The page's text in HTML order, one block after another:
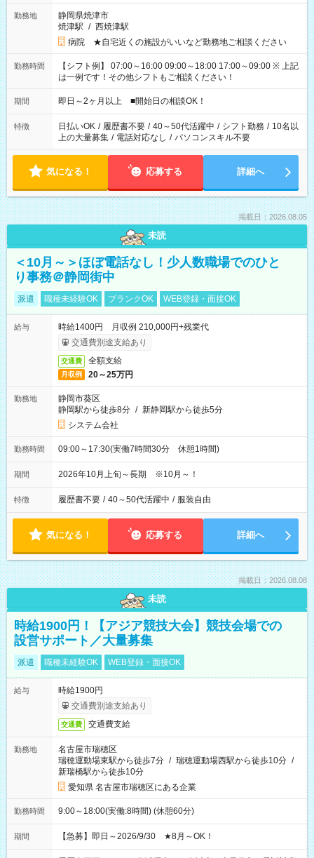
勤務地
静岡県焼津市
焼津駅 / 西焼津駅
病院 ★自宅近くの施設がいいなど勤務地ご相談ください
勤務時間
【シフト例】 07:00～16:00 09:00～18:00 17:00～09:00 ※ 上記
は一例です！その他シフトもご相談ください！
期間 即日～2ヶ月以上 ■開始日の相談OK！
特徴 日払いOK / 履歴書不要 / 40～50代活躍中 / シフト勤務 / 10名以
上の大量募集 / 電話対応なし / パソコンスキル不要
気になる！ 応募する 詳細へ
掲載日：2026.08.05
未読
＜10月～＞ほぼ電話なし！少人数職場でのひと
り事務＠静岡街中
派遣 職種未経験OK ブランクOK WEB登録・面接OK
給与
時給1400円 月収例 210,000円+残業代
交通費別途支給あり
交通費 全額支給
月収例 20～25万円
勤務地
静岡市葵区
静岡駅から徒歩8分 / 新静岡駅から徒歩5分
システム会社
勤務時間 09:00～17:30(実働7時間30分 休憩1時間)
期間 2026年10月上旬～長期 ※10月～！
特徴 履歴書不要 / 40～50代活躍中 / 服装自由
気になる！ 応募する 詳細へ
掲載日：2026.08.08
未読
時給1900円！【アジア競技大会】競技会場での
設営サポート／大量募集
派遣 職種未経験OK WEB登録・面接OK
給与
時給1900円
交通費別途支給あり
交通費 交通費支給
勤務地
名古屋市瑞穂区
瑞穂運動場東駅から徒歩7分 / 瑞穂運動場西駅から徒歩10分 /
新瑞橋駅から徒歩10分
愛知県 名古屋市瑞穂区にある企業
勤務時間 9:00～18:00(実働:8時間) (休憩60分)
期間 【急募】即日～2026/9/30 ★8月～OK！